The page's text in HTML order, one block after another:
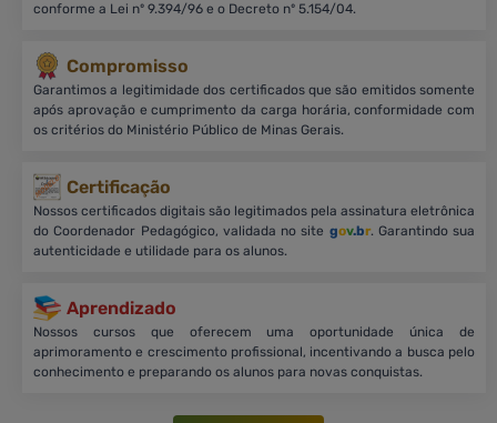
conforme a Lei nº 9.394/96 e o Decreto nº 5.154/04.
Compromisso
Garantimos a legitimidade dos certificados que são emitidos somente
após aprovação e cumprimento da carga horária, conformidade com
os critérios do Ministério Público de Minas Gerais.
Certificação
Nossos certificados digitais são legitimados pela assinatura eletrônica
do Coordenador Pedagógico, validada no site gov.br. Garantindo sua
autenticidade e utilidade para os alunos.
Aprendizado
Nossos cursos que oferecem uma oportunidade única de
aprimoramento e crescimento profissional, incentivando a busca pelo
conhecimento e preparando os alunos para novas conquistas.